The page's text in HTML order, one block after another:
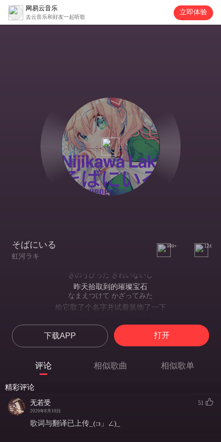
网易云音乐
去云音乐和好友一起听歌
立即体验
そばにいる
虹河ラキ
999+ 124
きのうひった きれいないし
昨天拾取到的璀璨宝石
なまえつけて かざってみた
给它取了个名字并试着装饰了一下
可能这就称之为朋友吧
うれしくなって わらってみた
在开心的时候 能莞尔一笑
无论在多么困难的时候 我都在你身边
いっまでも そばにいて
下载APP 打开
评论 相似歌曲 相似歌单
精彩评论
无若受
2020年8月10日
51
歌词与翻译已上传_(:з」∠)_